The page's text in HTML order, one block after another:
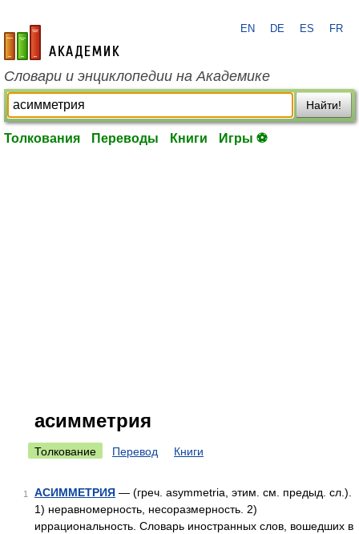
academic.ru
EN DE ES FR
Словари и энциклопедии на Академике
Найти!
Толкования Переводы Книги Игры ⚽
асимметрия
Толкование Перевод Книги
1 АСИММЕТРИЯ — (греч. asymmetria, этим. см. предыд. сл.).
1) неравномерность, несоразмерность. 2)
иррациональность. Словарь иностранных слов, вошедших в